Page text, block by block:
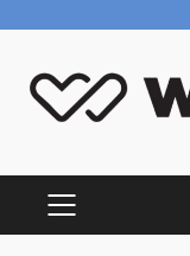
content
PRIMARY
MENU